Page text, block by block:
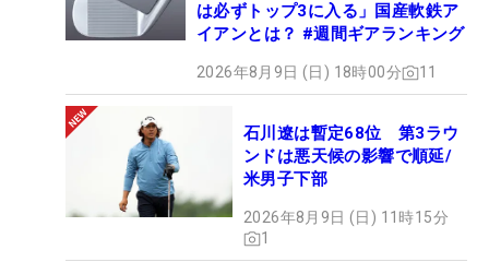
は必ずトップ3に入る」国産軟鉄ア
イアンとは？ #週間ギアランキング
2026年8月9日 (日) 18時00分 11
石川遼は暫定68位 第3ラウ
ンドは悪天候の影響で順延/
米男子下部
2026年8月9日 (日) 11時15分
1